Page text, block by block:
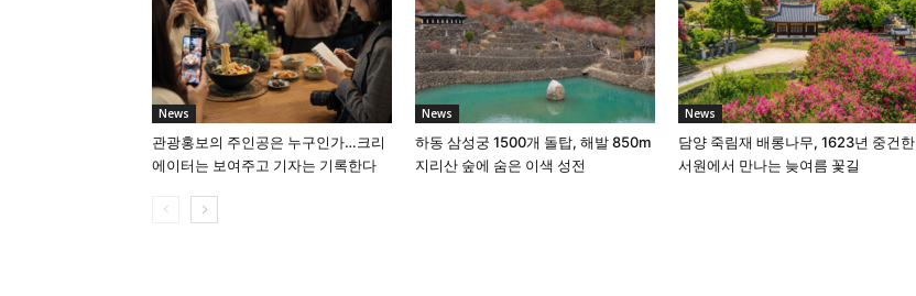
News
관광홍보의 주인공은 누구인가…크리
에이터는 보여주고 기자는 기록한다
News
하동 삼성궁 1500개 돌탑, 해발 850m
지리산 숲에 숨은 이색 성전
News
담양 죽림재 배롱나무, 1623년 중건한
서원에서 만나는 늦여름 꽃길